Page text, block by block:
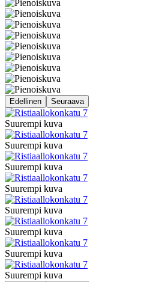
Edellinen Seuraava
Suurempi kuva
Suurempi kuva
Suurempi kuva
Suurempi kuva
Suurempi kuva
Suurempi kuva
Suurempi kuva
Suurempi kuva